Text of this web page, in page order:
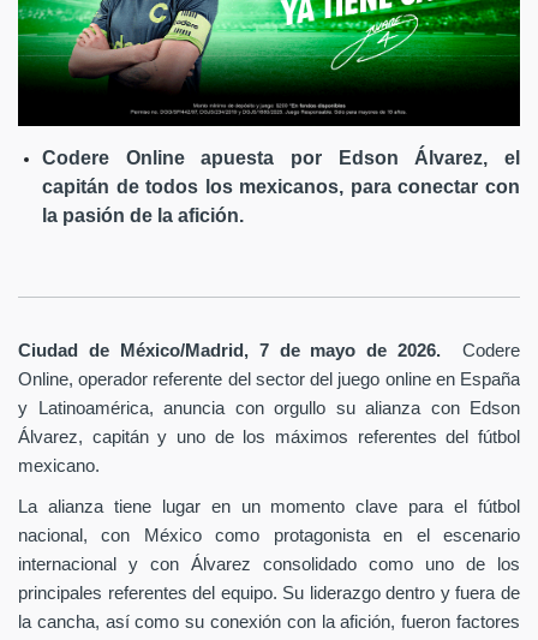
Codere Online apuesta por Edson Álvarez, el
capitán de todos los mexicanos, para conectar con
la pasión de la afición.
Ciudad de México/Madrid, 7 de mayo de 2026. Codere
Online, operador referente del sector del juego online en España
y Latinoamérica, anuncia con orgullo su alianza con Edson
Álvarez, capitán y uno de los máximos referentes del fútbol
mexicano.
La alianza tiene lugar en un momento clave para el fútbol
nacional, con México como protagonista en el escenario
internacional y con Álvarez consolidado como uno de los
principales referentes del equipo. Su liderazgo dentro y fuera de
la cancha, así como su conexión con la afición, fueron factores